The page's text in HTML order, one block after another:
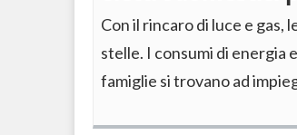
Con il rincaro di luce e gas,
stelle. I consumi di energia
famiglie si trovano ad